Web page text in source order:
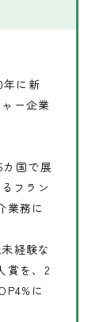
に新
ー企業
国で展
フラン
業務に
経験な
賞を、2
に